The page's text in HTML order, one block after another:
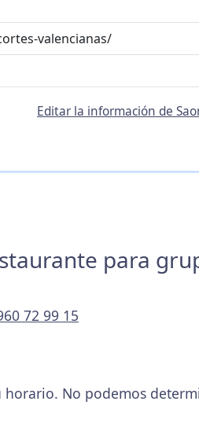
valencianas/
Editar la información de
para
72 99 15
No podemos